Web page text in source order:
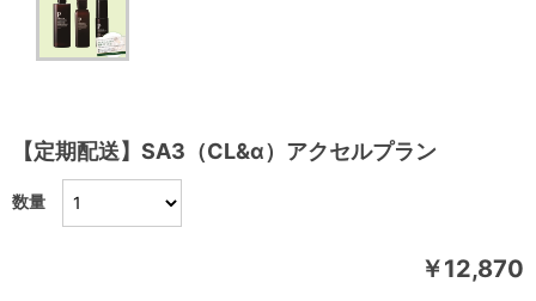
【定期配送】SA3（CL&α）アクセルプラン
￥12,870
数量